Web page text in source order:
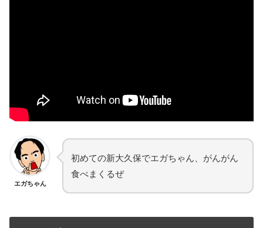
エガちゃん
初めての新大久保でエガちゃん、がんがん
食べまくるぜ